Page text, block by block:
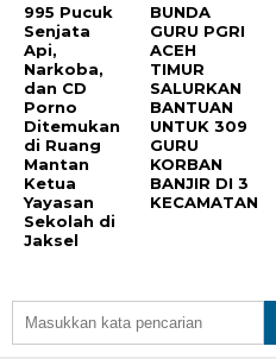
995 Pucuk
Senjata
Api,
Narkoba,
dan CD
Porno
Ditemukan
di Ruang
Mantan
Ketua
Yayasan
Sekolah di
Jaksel
BUNDA
GURU PGRI
ACEH
TIMUR
SALURKAN
BANTUAN
UNTUK 309
GURU
KORBAN
BANJIR DI 3
KECAMATAN